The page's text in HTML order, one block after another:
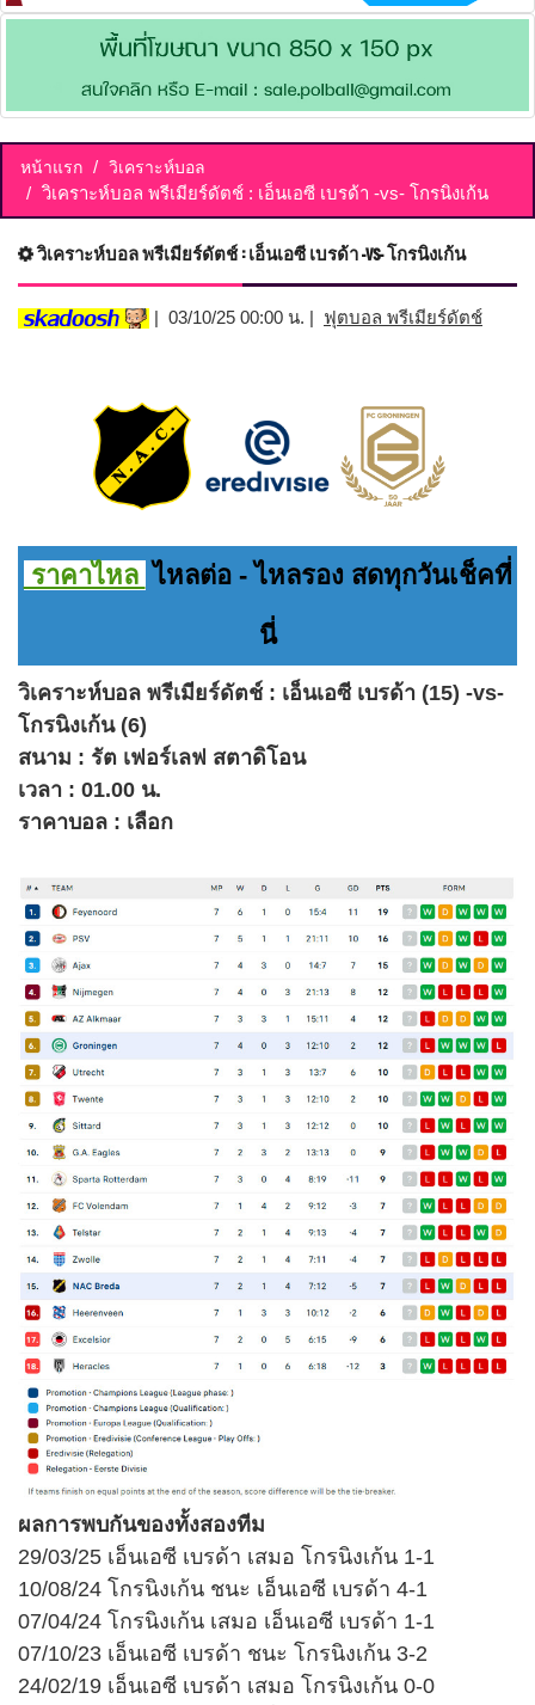
หน้าแรก วิเคราะห์บอล
วิเคราะห์บอล พรีเมียร์ดัตช์ : เอ็นเอซี เบรด้า -vs- โกรนิงเก้น
วิเคราะห์บอล พรีเมียร์ดัตช์ : เอ็นเอซี เบรด้า -vs- โกรนิงเก้น
| 03/10/25 00:00 น. | ฟุตบอล พรีเมียร์ดัตช์
ราคาไหล ไหลต่อ - ไหลรอง สดทุกวันเช็คที่
นี่
วิเคราะห์บอล พรีเมียร์ดัตช์ : เอ็นเอซี เบรด้า (15) -vs-
โกรนิงเก้น (6)
สนาม : รัต เฟอร์เลฟ สตาดิโอน
เวลา : 01.00 น.
ราคาบอล : เลือก
ผลการพบกันของทั้งสองทีม
29/03/25 เอ็นเอซี เบรด้า เสมอ โกรนิงเก้น 1-1
10/08/24 โกรนิงเก้น ชนะ เอ็นเอซี เบรด้า 4-1
07/04/24 โกรนิงเก้น เสมอ เอ็นเอซี เบรด้า 1-1
07/10/23 เอ็นเอซี เบรด้า ชนะ โกรนิงเก้น 3-2
24/02/19 เอ็นเอซี เบรด้า เสมอ โกรนิงเก้น 0-0